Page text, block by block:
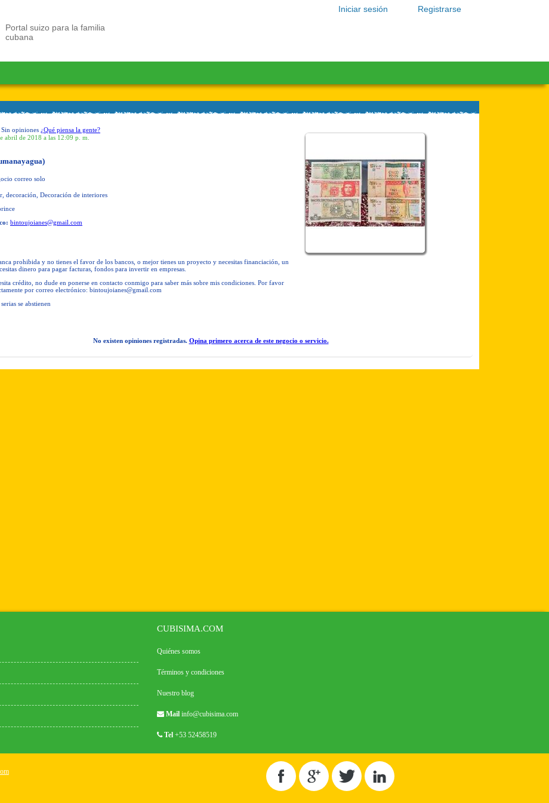
Registrarse
Iniciar sesión
Portal suizo para la familia
cubana
Sin opiniones ¿Qué piensa la gente?
abril de 2018 a las 12:09 p. m.
correo solo
decoración, Decoración de interiores
bintoujoianes@gmail.com
prohibida y no tienes el favor de los bancos, o mejor tienes un proyecto y necesitas financiación, un
dinero para pagar facturas, fondos para invertir en empresas.
crédito, no dude en ponerse en contacto conmigo para saber más sobre mis condiciones. Por favor
por correo electrónico: bintoujoianes@gmail.com
se abstienen
No existen opiniones registradas. Opina primero acerca de este negocio o servicio.
CUBISIMA.COM
Quiénes somos
Términos y condiciones
Nuestro blog
Mail info@cubisima.com
Tel +53 52458519